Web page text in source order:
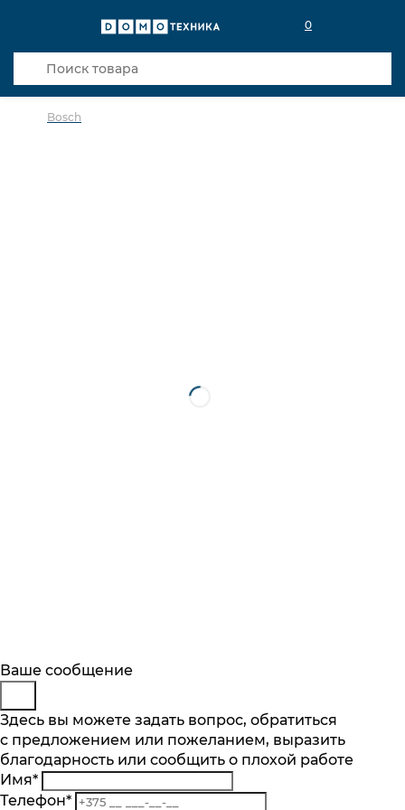
0
Bosch
Описание
Отзывы
Основные характеристики
Категория
Микроволновая печь отдельностоящая
Объем камеры, л
Будьте в курсе
Подпишитесь на последние обновления
и узнавайте о новинках и специальных
предложениях первыми
Подписаться
Заказ обратного звонка
Представьтесь
Телефон*
Комментарий
Ваше сообщение
Здесь вы можете задать вопрос, обратиться
с предложением или пожеланием, выразить
благодарность или сообщить о плохой работе
Имя*
Телефон*